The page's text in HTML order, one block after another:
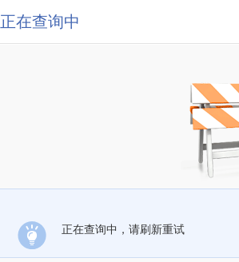
正在查询中
正在查询中，请刷新重试